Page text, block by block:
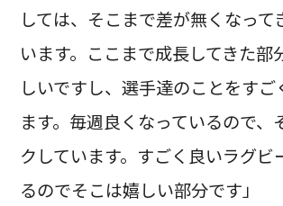
しては、そこまで差が無くなって
います。ここまで成長してきた部
しいですし、選手達のことをす
ます。毎週良くなっているので、
クしています。すごく良いラグビ
るのでそこは嬉しい部分です」